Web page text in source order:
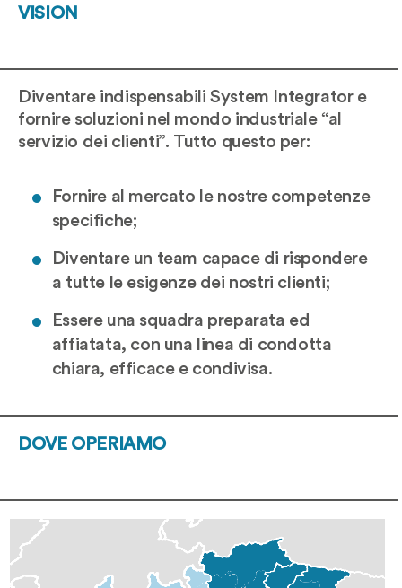
VISION
Diventare indispensabili System Integrator e
fornire soluzioni nel mondo industriale “al
servizio dei clienti”. Tutto questo per:
Fornire al mercato le nostre competenze
specifiche;
Diventare un team capace di rispondere
a tutte le esigenze dei nostri clienti;
Essere una squadra preparata ed
affiatata, con una linea di condotta
chiara, efficace e condivisa.
DOVE OPERIAMO